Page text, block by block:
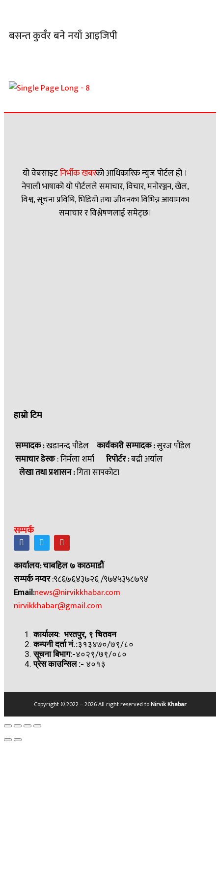
बसन्त कुवँर बने नयाँ आइजिपी
यो वेबसाइटनिर्भीक खबरकाे आधिकारिक न्युज पोर्टल हो ।
नेपाली भाषाको यो पोर्टलले समाचार, विचार, मनोरञ्जन, खेल,
विश्व, सूचना प्रविधि, भिडियो तथा जीवनका विभिन्न आयामका
समाचार र विश्लेषणलाई समेट्छ।
हाम्रो टिम
सम्पादक :खडानन्द पौडेल कार्यकारी सम्पादक :सुरज पौडेल
समाचार डेस्क: निर्मला शर्मा रिपोर्टर :बद्री अर्याल
लेखा तथा प्रशासन :गिता सापकोटा
सम्पर्क
कार्यालय: चाबहिल ७ काठमाडौं
सम्पर्क नम्वर:९८६७६४३७२६ /९७४५३५८७९४
Email:news@nirvikkhabar.com
nirvikkhabar@gmail.com
कार्यालय: भरतपुर, ९ चितवन
कम्पनी दर्ता नं.:३१३४७०/७९/८०
सूचना बिभाग:-४०२९/७९/०८०
प्रेस काउन्सिल:- ४०१३
Copyright © 2022 – 2026 All right reserved toNirvik Khabar